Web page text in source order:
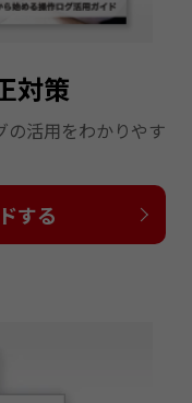
対策
の活用をわかりやす
する